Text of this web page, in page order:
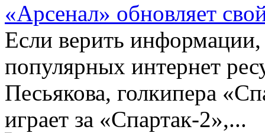
«Арсенал» обновляет
Если верить
популярных интернет
Песьякова, голкипера
играет за «Спартак-2»,...